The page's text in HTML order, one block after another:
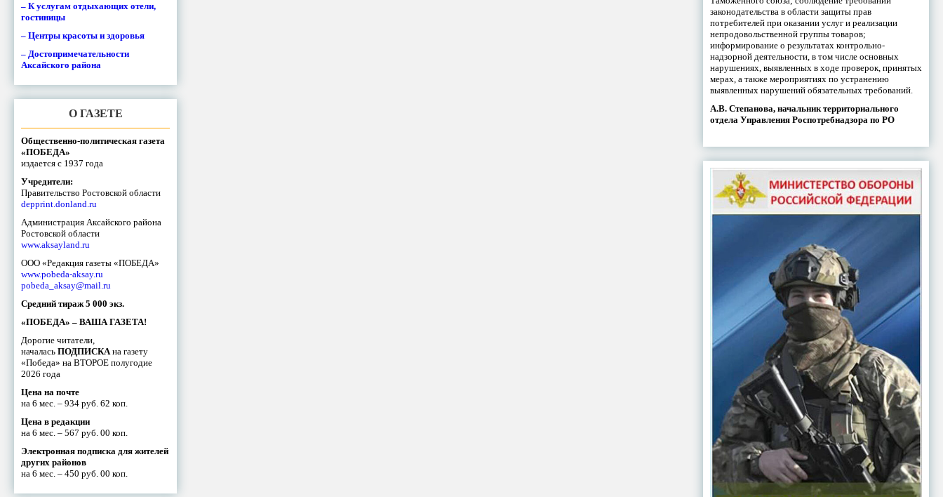
– К услугам отдыхающих отели,
гостиницы
– Центры красоты и здоровья
– Достопримечательности
Аксайского района
О ГАЗЕТЕ
Общественно-политическая газета
«ПОБЕДА»
издается с 1937 года
Учредители:
Правительство Ростовской области
depprint.donland.ru
Администрация Аксайского района
Ростовской области
www.aksayland.ru
ООО «Редакция газеты «ПОБЕДА»
www.pobeda-aksay.ru
pobeda_aksay@mail.ru
Средний тираж 5 000 экз.
«ПОБЕДА» – ВАША ГАЗЕТА!
Дорогие читатели,
началась ПОДПИСКА на газету
«Победа» на ВТОРОЕ полугодие
2026 года
Цена на почте
на 6 мес. – 934 руб. 62 коп.
Цена в редакции
на 6 мес. – 567 руб. 00 коп.
Электронная подписка для жителей
других районов
на 6 мес. – 450 руб. 00 коп.
законодательства в области защиты прав
потребителей при оказании услуг и реализации
непродовольственной группы товаров;
информирование о результатах контрольно-
надзорной деятельности, в том числе основных
нарушениях, выявленных в ходе проверок, принятых
мерах, а также мероприятиях по устранению
выявленных нарушений обязательных требований.
А.В. Степанова, начальник территориального
отдела Управления Роспотребнадзора по РО